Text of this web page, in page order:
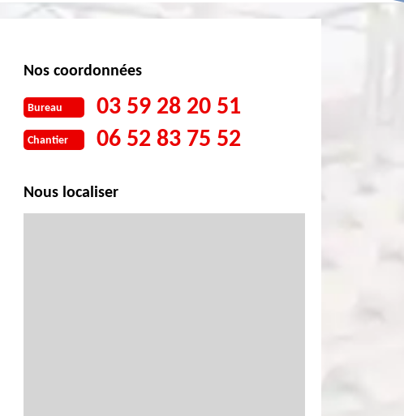
Nos coordonnées
Bureau 03 59 28 20 51
Chantier 06 52 83 75 52
Nous localiser